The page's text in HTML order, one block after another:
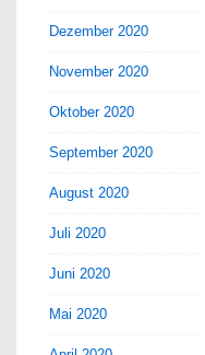
Dezember 2020
November 2020
Oktober 2020
September 2020
August 2020
Juli 2020
Juni 2020
Mai 2020